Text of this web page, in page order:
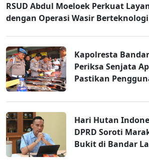
RSUD Abdul Moeloek Perkuat
dengan Operasi Wasir
Kapolresta
Periksa Senjata
Pastikan
Hari Hutan
DPRD Soroti
Bukit di Bandar